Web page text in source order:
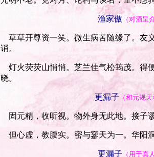
渔家傲 （对酒呈
草草开尊资一笑。微生病苦随缘了。友
诮。
灯火荧荧山悄悄。芝兰佳气松筠茂。得
晓。
更漏子（和元规天
固元精，收听视。物外身无此地。接子
但心虚，教腹实。密与寥天为一。华阳
更漏子 （用于真